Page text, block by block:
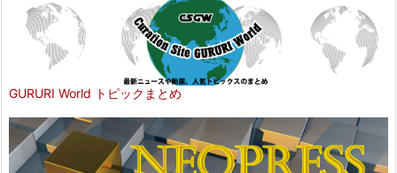
GURURI World トピックまとめ